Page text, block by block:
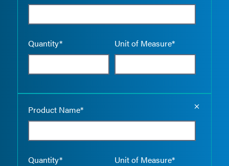
Quantity* Unit of Measure*
Product Name*
Quantity* Unit of Measure*